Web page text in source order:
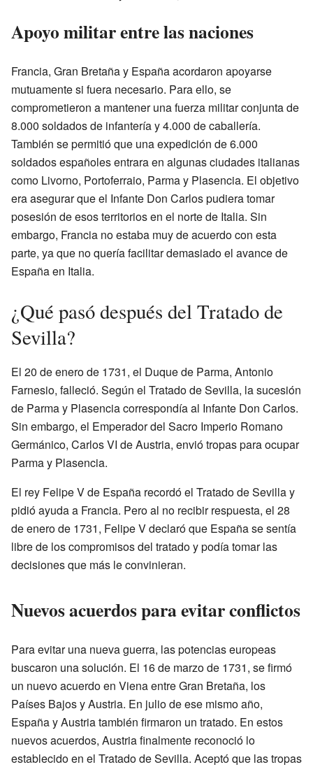
Apoyo militar entre las naciones
Francia, Gran Bretaña y España acordaron apoyarse
mutuamente si fuera necesario. Para ello, se
comprometieron a mantener una fuerza militar conjunta de
8.000 soldados de infantería y 4.000 de caballería.
También se permitió que una expedición de 6.000
soldados españoles entrara en algunas ciudades italianas
como Livorno, Portoferraio, Parma y Plasencia. El objetivo
era asegurar que el Infante Don Carlos pudiera tomar
posesión de esos territorios en el norte de Italia. Sin
embargo, Francia no estaba muy de acuerdo con esta
parte, ya que no quería facilitar demasiado el avance de
España en Italia.
¿Qué pasó después del Tratado de
Sevilla?
El 20 de enero de 1731, el Duque de Parma, Antonio
Farnesio, falleció. Según el Tratado de Sevilla, la sucesión
de Parma y Plasencia correspondía al Infante Don Carlos.
Sin embargo, el Emperador del Sacro Imperio Romano
Germánico, Carlos VI de Austria, envió tropas para ocupar
Parma y Plasencia.
El rey Felipe V de España recordó el Tratado de Sevilla y
pidió ayuda a Francia. Pero al no recibir respuesta, el 28
de enero de 1731, Felipe V declaró que España se sentía
libre de los compromisos del tratado y podía tomar las
decisiones que más le convinieran.
Nuevos acuerdos para evitar conflictos
Para evitar una nueva guerra, las potencias europeas
buscaron una solución. El 16 de marzo de 1731, se firmó
un nuevo acuerdo en Viena entre Gran Bretaña, los
Países Bajos y Austria. En julio de ese mismo año,
España y Austria también firmaron un tratado. En estos
nuevos acuerdos, Austria finalmente reconoció lo
establecido en el Tratado de Sevilla. Aceptó que las tropas